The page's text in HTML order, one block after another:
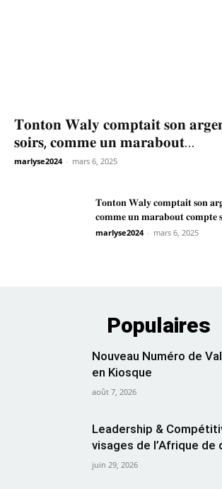
𝐓𝐨𝐧𝐭𝐨𝐧 𝐖𝐚𝐥𝐲 𝐜𝐨𝐦𝐩𝐭𝐚𝐢𝐭 𝐬𝐨𝐧
𝐬𝐨𝐢𝐫𝐬, 𝐜𝐨𝐦𝐦𝐞 𝐮𝐧 𝐦𝐚𝐫𝐚𝐛𝐨𝐮𝐭...
marlyse2024 - mars 6, 2025
𝐓𝐨𝐧𝐭𝐨𝐧 𝐖𝐚𝐥𝐲 𝐜𝐨𝐦𝐩𝐭𝐚𝐢𝐭 𝐬𝐨𝐧
𝐜𝐨𝐦𝐦𝐞 𝐮𝐧 𝐦𝐚𝐫𝐚𝐛𝐨𝐮𝐭 𝐜𝐨𝐦𝐩𝐭𝐞
marlyse2024 - mars 6, 2025
Populaires
Nouveau Numéro de
en Kiosque
août 7, 2026
Leadership &
visages de l’Afrique de
juin 29, 2026